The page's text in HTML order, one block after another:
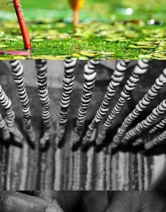
para Sustentabilidade. Saiba mais
aqui
.
REDE MOTIRÕ
Assessoria para o Projeto de
de Economia Compartilhada e
Colaborativa.